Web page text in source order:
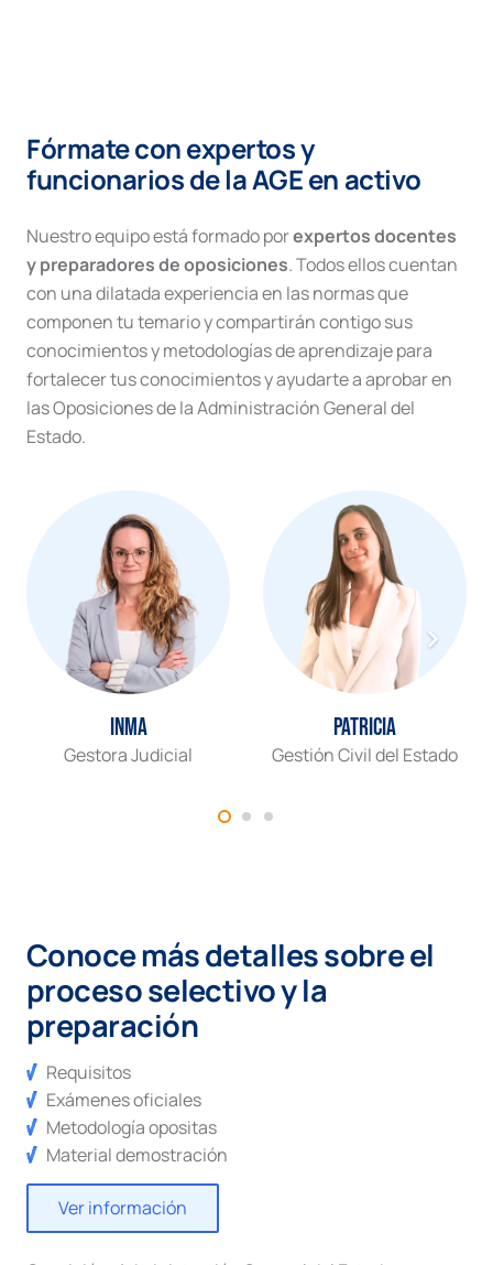
Fórmate con expertos y
funcionarios de la AGE en activo
Nuestro equipo está formado porexpertos docentes
y preparadores de oposiciones. Todos ellos cuentan
con una dilatada experiencia en las normas que
componen tu temario y compartirán contigo sus
conocimientos y metodologías de aprendizaje para
fortalecer tus conocimientos y ayudarte a aprobar en
las Oposiciones de la Administración General del
Estado.
Inma
Gestora Judicial
Patricia
Gestión Civil del Estado
Conoce más detalles sobre el
proceso selectivo y la
preparación
Requisitos
Exámenes oficiales
Metodología opositas
Material demostración
Ver información